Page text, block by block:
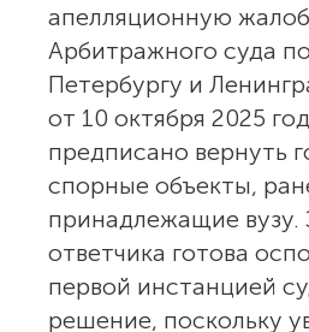
апелляционную
Арбитражного суда
Петербургу и
от 10 октября 2025
предписано вернуть
спорные объекты,
принадлежащие вузу.
ответчика готова
первой инстанцией
решение, поскольку